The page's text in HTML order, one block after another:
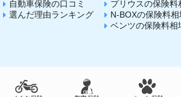
自動車保険の口コミ
選んだ理由ランキング
プリウスの保険料
N-BOXの保険料相
ベンツの保険料相